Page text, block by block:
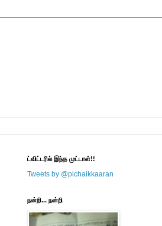
ட்விட்டரில் இந்த முட்டாள்!!
Tweets by @pichaikkaaran
நன்றி... நன்றி